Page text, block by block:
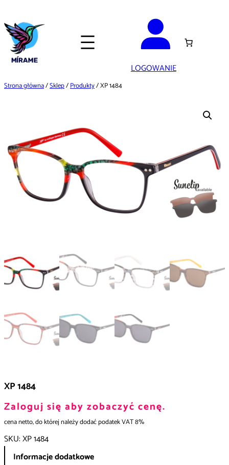
do
treści
LOGOWANIE
Strona główna/Sklep/Produkty/ XP 1484
XP 1484
Zaloguj się aby zobaczyć cenę.
cena netto, do której należy dodać podatek VAT 8%
SKU:XP 1484
Informacje dodatkowe